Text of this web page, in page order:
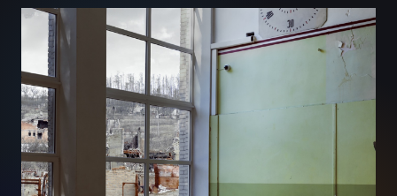
Seeria: Where do we draw the
line?